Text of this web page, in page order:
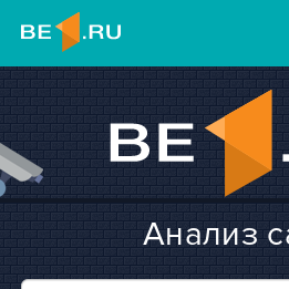
Анализ